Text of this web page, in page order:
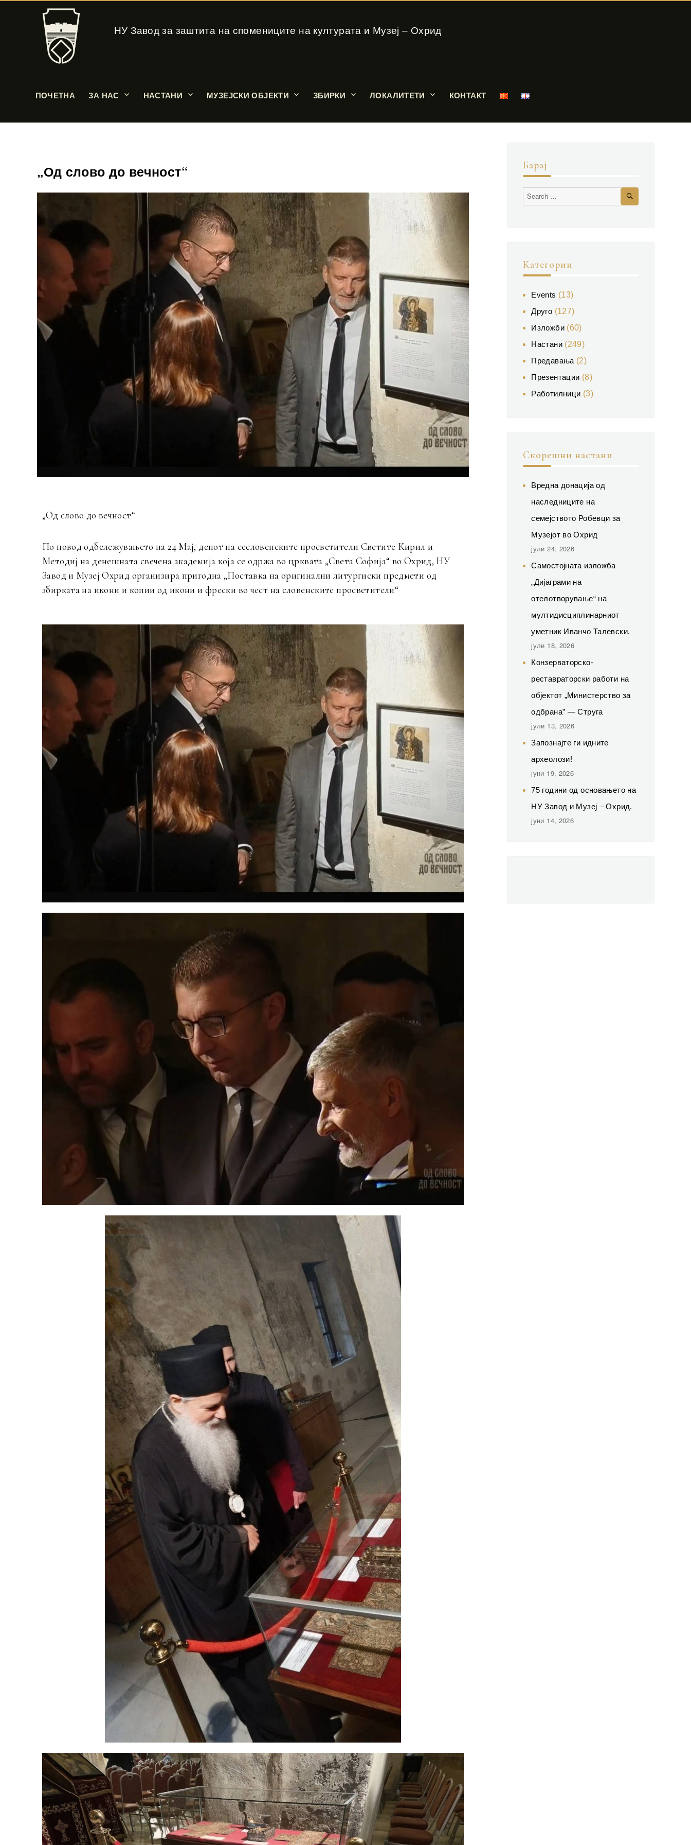
НУ Завод за заштита на спомениците на културата и Музеј – Охрид
ПОЧЕТНА ЗА НАС НАСТАНИ МУЗЕЈСКИ ОБЈЕКТИ ЗБИРКИ ЛОКАЛИТЕТИ КОНТАКТ
„Од слово до вечност“
„Од слово до вечност“
По повод одбележувањето на 24 Мај, денот на сесловенските просветители Светите Кирил и
Методиј на денешната свечена академија која се одржа во црквата „Света Софија“ во Охрид, НУ
Завод и Музеј Охрид организира пригодна „Поставка на оригинални литургиски предмети од
збирката на икони и копии од икони и фрески во чест на словенските просветители“
Барај
Категории
Events (13)
Друго (127)
Изложби(60)
Настани(249)
Предавања (2)
Презентации (8)
Работилници (3)
Скорешни настани
Вредна донација од
наследниците на
семејството Робевци за
Музејот во Охрид
јули 24, 2026
Самостојната изложба
„Дијаграми на
отелотворување“ на
мултидисциплинарниот
уметник Иванчо Талевски.
јули 18, 2026
Конзерваторско-
реставраторски работи на
објектот „Министерство за
одбрана” — Струга
јули 13, 2026
Запознајте ги идните
археолози!
јуни 19, 2026
75 години од основањето на
НУ Завод и Музеј – Охрид.
јуни 14, 2026